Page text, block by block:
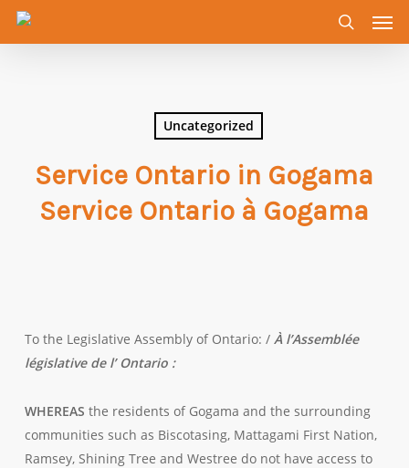
Skip
search
Uncategorized
Service Ontario in Gogama
Service Ontario à Gogama
To the Legislative Assembly of Ontario: / À l’Assemblée
législative de l’ Ontario :
WHEREAS the residents of Gogama and the surrounding
communities such as Biscotasing, Mattagami First Nation,
Ramsey, Shining Tree and Westree do not have access to